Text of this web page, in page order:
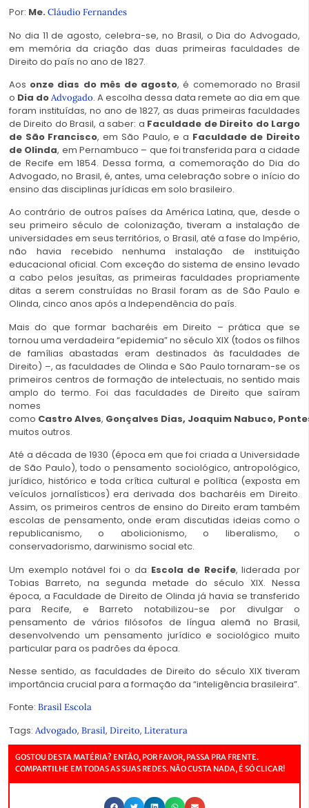
Por: Me. Cláudio Fernandes
No dia 11 de agosto, celebra-se, no Brasil, o Dia do Advogado,
em memória da criação das duas primeiras faculdades de
Direito do país no ano de 1827.
Aos onze dias do mês de agosto, é comemorado no Brasil
o Dia doAdvogado. A escolha dessa data remete ao dia em que
foram instituídas, no ano de 1827, as duas primeiras faculdades
de Direito do Brasil, a saber: a Faculdade de Direito do Largo
de São Francisco, em São Paulo, e a Faculdade de Direito
de Olinda, em Pernambuco – que foi transferida para a cidade
de Recife em 1854. Dessa forma, a comemoração do Dia do
Advogado, no Brasil, é, antes, uma celebração sobre o início do
ensino das disciplinas jurídicas em solo brasileiro.
Ao contrário de outros países da América Latina, que, desde o
seu primeiro século de colonização, tiveram a instalação de
universidades em seus territórios, o Brasil, até a fase do Império,
não havia recebido nenhuma instalação de instituição
educacional oficial. Com exceção do sistema de ensino levado
a cabo pelos jesuítas, as primeiras faculdades propriamente
ditas a serem construídas no Brasil foram as de São Paulo e
Olinda, cinco anos após a Independência do país.
Mais do que formar bacharéis em Direito – prática que se
tornou uma verdadeira “epidemia” no século XIX (todos os filhos
de famílias abastadas eram destinados às faculdades de
Direito) –, as faculdades de Olinda e São Paulo tornaram-se os
primeiros centros de formação de intelectuais, no sentido mais
amplo do termo. Foi das faculdades de Direito que saíram
nomes
como CastroAlves, Gonçalves Dias, Joaquim Nabuco,
muitos outros.
Até a década de 1930 (época em que foi criada a Universidade
de São Paulo), todo o pensamento sociológico, antropológico,
jurídico, histórico e toda crítica cultural e política (exposta em
veículos jornalísticos) era derivada dos bacharéis em Direito.
Assim, os primeiros centros de ensino do Direito eram também
escolas de pensamento, onde eram discutidas ideias como o
republicanismo, o abolicionismo, o liberalismo, o
conservadorismo, darwinismo social etc.
Um exemplo notável foi o da Escola de Recife, liderada por
Tobias Barreto, na segunda metade do século XIX. Nessa
época, a Faculdade de Direito de Olinda já havia se transferido
para Recife, e Barreto notabilizou-se por divulgar o
pensamento de vários filósofos de língua alemã no Brasil,
desenvolvendo um pensamento jurídico e sociológico muito
particular para os padrões da época.
Nesse sentido, as faculdades de Direito do século XIX tiveram
importância crucial para a formação da “inteligência brasileira”.
Fonte: Brasil Escola
Tags: Advogado, Brasil, Direito, Literatura
GOSTOU DESTA MATÉRIA? ENTÃO, POR FAVOR, PASSA PRA FRENTE.
COMPARTILHE EM TODAS AS SUAS REDES. NÃO CUSTA NADA, É SÓ CLICAR!